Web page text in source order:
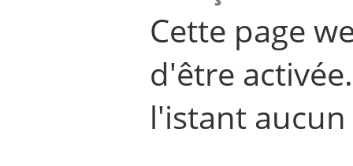
Cette page
d'être
l'istant